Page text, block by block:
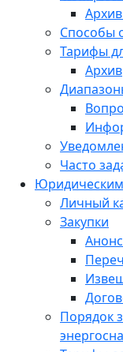
Способы
Тарифы
Архив
Часто
Личный
Закупки
Порядок